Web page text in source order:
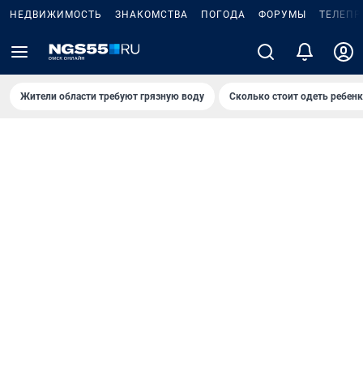
НЕДВИЖИМОСТЬ ЗНАКОМСТВА ПОГОДА ФОРУМЫ
Жители области требуют грязную воду Сколько стоит одеть